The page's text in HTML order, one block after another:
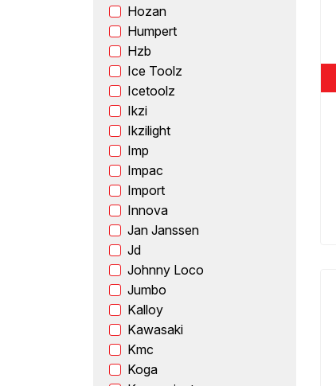
Hozan
Humpert
Hzb
Ice Toolz
Icetoolz
Ikzi
Ikzilight
Imp
Impac
Import
Innova
Jan Janssen
Jd
Johnny Loco
Jumbo
Kalloy
Kawasaki
Kmc
Koga